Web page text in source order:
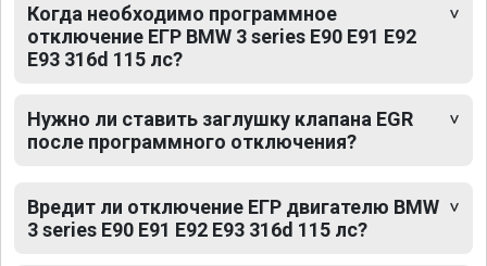
Когда необходимо программное
отключение ЕГР BMW 3 series E90 E91 E92
E93 316d 115 лс?
Нужно ли ставить заглушку клапана EGR
после программного отключения?
Вредит ли отключение ЕГР двигателю BMW
3 series E90 E91 E92 E93 316d 115 лс?